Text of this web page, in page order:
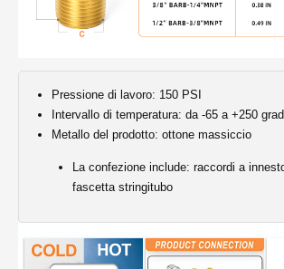
Pressione di lavoro: 150 PSI
Intervallo di temperatura: da -65 a +250
Metallo del prodotto: ottone massiccio
La confezione include: raccordi a
fascetta stringitubo